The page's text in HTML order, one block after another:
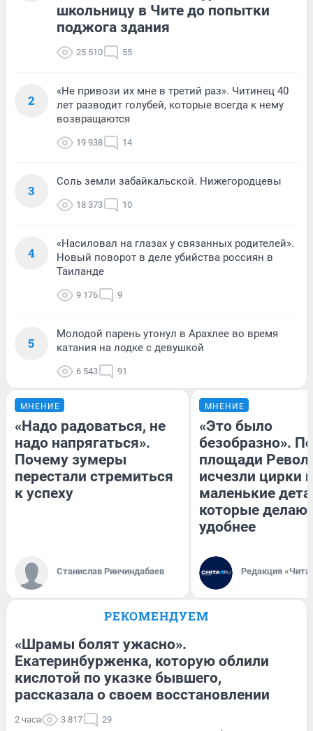
школьницу в Чите до попытки
поджога здания
25 510 55
2
«Не привози их мне в третий раз». Читинец 40
лет разводит голубей, которые всегда к нему
возвращаются
19 938 14
3
Соль земли забайкальской. Нижегородцевы
18 373 10
4
«Насиловал на глазах у связанных родителей».
Новый поворот в деле убийства россиян в
Таиланде
9 176 9
5
Молодой парень утонул в Арахлее во время
катания на лодке с девушкой
6 543 91
МНЕНИЕ
«Надо радоваться, не
надо напрягаться».
Почему зумеры
перестали стремиться
к успеху
Станислав Ринчиндабаев
МНЕНИЕ
«Это было
безобразно».
площади
исчезли цирки
маленькие
которые
удобнее
Редакция
РЕКОМЕНДУЕМ
«Шрамы болят ужасно».
Екатеринбурженка, которую облили
кислотой по указке бывшего,
рассказала о своем восстановлении
2 часа 3 817 29